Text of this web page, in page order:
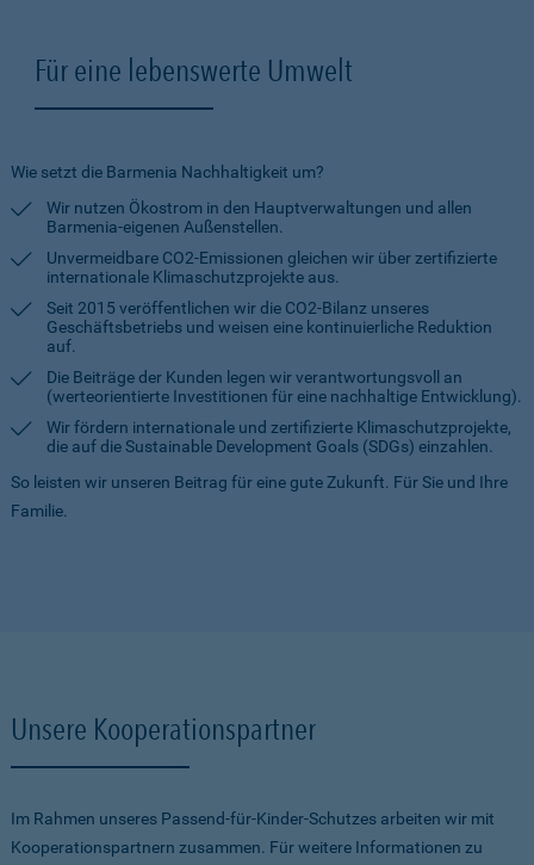
Für eine lebenswerte Umwelt
Wie setzt die Barmenia Nachhaltigkeit um?
Wir nutzen Ökostrom in den Hauptverwaltungen und allen
Barmenia-eigenen Außenstellen.
Unvermeidbare CO2-Emissionen gleichen wir über zertifizierte
internationale Klimaschutzprojekte aus.
Seit 2015 veröffentlichen wir die CO2-Bilanz unseres
Geschäftsbetriebs und weisen eine kontinuierliche Reduktion
auf.
Die Beiträge der Kunden legen wir verantwortungsvoll an
(werteorientierte Investitionen für eine nachhaltige Entwicklung).
Wir fördern internationale und zertifizierte Klimaschutzprojekte,
die auf die Sustainable Development Goals (SDGs) einzahlen.
So leisten wir unseren Beitrag für eine gute Zukunft. Für Sie und Ihre
Familie.
Unsere Kooperationspartner
Im Rahmen unseres Passend-für-Kinder-Schutzes arbeiten wir mit
Kooperationspartnern zusammen. Für weitere Informationen zu